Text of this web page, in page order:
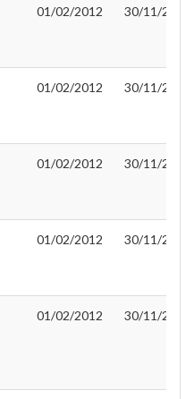
01/02/2012 30/11/2012
01/02/2012 30/11/2012
01/02/2012 30/11/2012
01/02/2012 30/11/2012
01/02/2012 30/11/2012